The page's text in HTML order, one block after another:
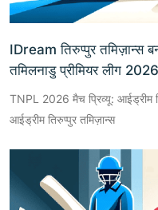
IDream तिरुप्पुर तमिज़ान्स
तमिलनाडु प्रीमियर लीग
TNPL 2026 मैच प्रिव्यू: आईड्रीम
आईड्रीम तिरुप्पुर तमिज़ान्स